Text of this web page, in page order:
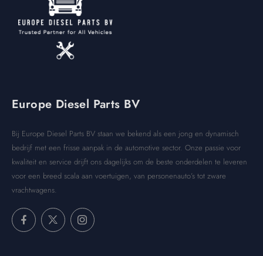
Europe Diesel Parts BV
Bij Europe Diesel Parts BV staan we bekend als een jong en dynamisch
bedrijf met een frisse aanpak in de automotive sector. Onze passie voor
kwaliteit en service drijft ons dagelijks om de beste onderdelen te leveren
voor een breed scala aan voertuigen, van personenauto’s tot zware
vrachtwagens.